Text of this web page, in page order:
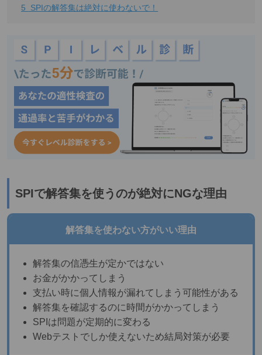
5
SPIの解答集は絶対に使わないで！
SPIで解答集を使うのが絶対にNGな理由
解答集を使わない方がいい理由
解答集の信憑生が定かではない
お金がかかってしまう
支払い時に個人情報が漏れてしまう可能性がある
解答集を確認するのに時間がかかってしまう
SPIは問題が定期的に変わる
Webテストでしか使えないため結局対策が必要